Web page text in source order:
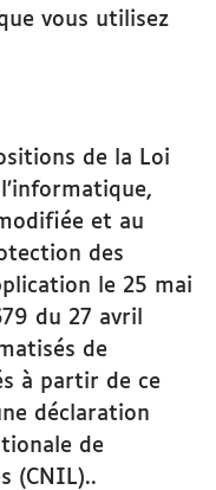
vous utilisez
de la Loi
et au
des
le 25 mai
du 27 avril
de
à partir de ce
déclaration
de
(CNIL)..